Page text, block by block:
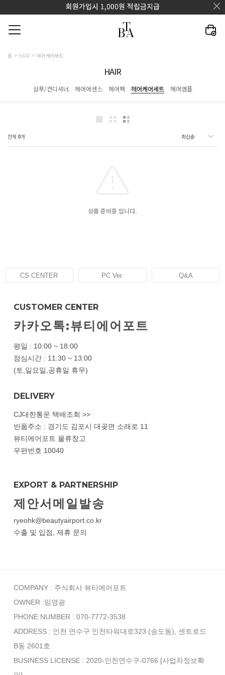
홈 HAIR 헤어케어세트
HAIR
샴푸/컨디셔너 헤어에센스 헤어팩 헤어케어세트 헤어앰플
전체 0개
상품 준비중 입니다.
CS CENTER PC Ver. Q&A
CUSTOMER CENTER
카카오톡:뷰티에어포트
평일 : 10:00 ~ 18:00
점심시간 : 11:30 ~ 13:00
(토,일요일,공휴일 휴무)
DELIVERY
CJ대한통운 택배조회 >>
반품주소 : 경기도 김포시 대곶면 소래로 11
뷰티에어포트 물류창고
우편번호 10040
EXPORT & PARTNERSHIP
제안서메일발송
ryeohk@beautyairport.co.kr
수출 및 입점, 제휴 문의
COMPANY : 주식회사 뷰티에어포트
OWNER :임영광
PHONE NUMBER : 070-7772-3538
ADDRESS : 인천 연수구 인천타워대로323 (송도동), 센트로드
B동 2601호
BUSINESS LICENSE : 2020-인천연수구-0766 [사업자정보확